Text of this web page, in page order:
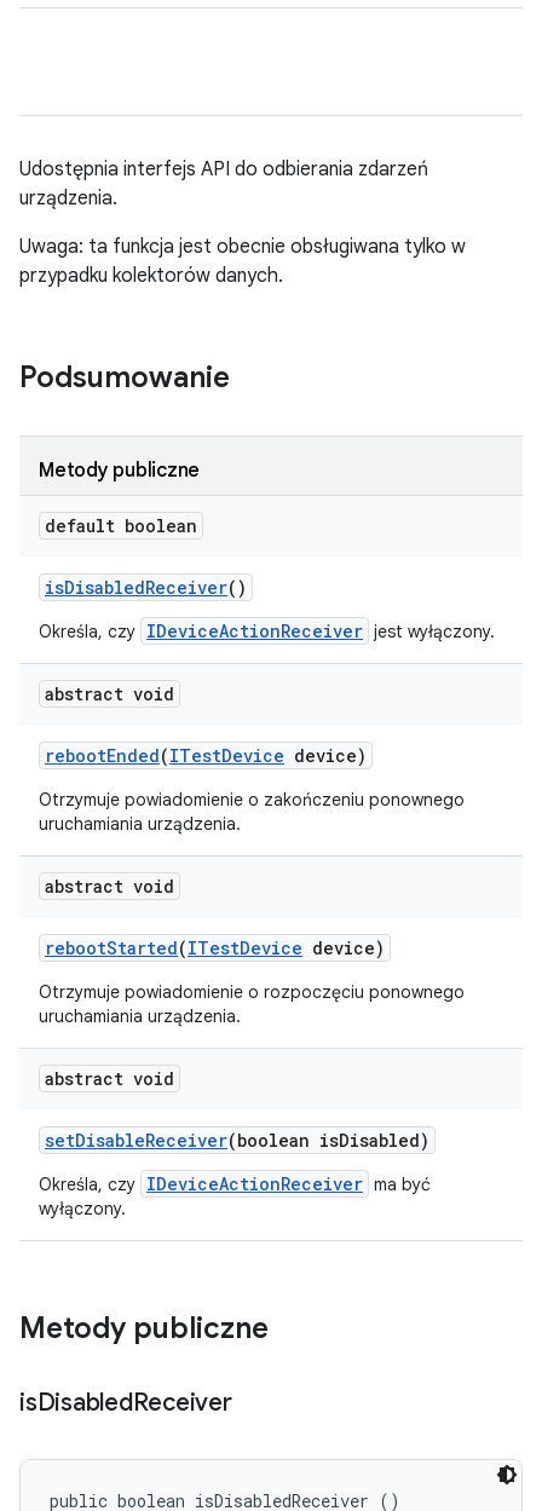
Udostępnia interfejs API do odbierania zdarzeń
urządzenia.
Uwaga: ta funkcja jest obecnie obsługiwana tylko w
przypadku kolektorów danych.
Podsumowanie
Metody publiczne
default boolean
isDisabledReceiver()
Określa, czy IDeviceActionReceiver jest wyłączony.
abstract void
rebootEnded(ITestDevice device)
Otrzymuje powiadomienie o zakończeniu ponownego
uruchamiania urządzenia.
abstract void
rebootStarted(ITestDevice device)
Otrzymuje powiadomienie o rozpoczęciu ponownego
uruchamiania urządzenia.
abstract void
setDisableReceiver(boolean isDisabled)
Określa, czy IDeviceActionReceiver ma być
wyłączony.
Metody publiczne
isDisabledReceiver
public boolean isDisabledReceiver ()